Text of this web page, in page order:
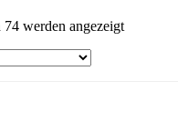
werden angezeigt